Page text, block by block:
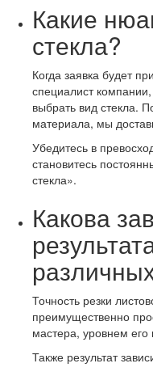
Какие
стекла?
Когда заявка будет
специалист
выбрать вид стекла.
материала, мы
Убедитесь в
становитесь
стекла».
Какова
Точность резки
преимущественно
мастера, уровнем его
Также результат